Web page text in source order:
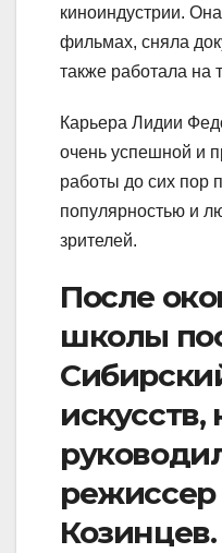
киноиндустрии.
фильмах, сняла
также работала на
Карьера Лидии
очень успешной и
работы до сих пор
популярностью и
зрителей.
После
школы
режиссер
Козинцев.